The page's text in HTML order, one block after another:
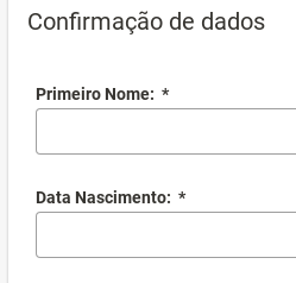
Confirmação de dados
Primeiro Nome: *
Data Nascimento: *